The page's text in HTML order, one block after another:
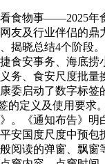
物事——2025年食
友及行业伴侣的
揭晓总结4个阶段
食安事务、海底
务、食安尺度批
委启动了数字标
的定义及使用要
。《通知布告》
安国度尺度中预
阅读的弹窗、飘